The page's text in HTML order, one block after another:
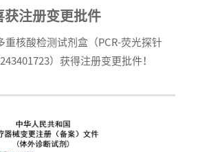
获注册变更批件
核酸检测试剂盒（PCR-荧光探针
）获得注册变更批件！